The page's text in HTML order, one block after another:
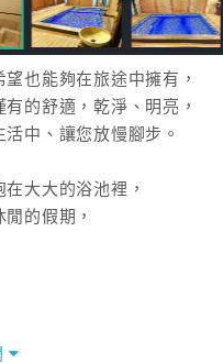
也能夠在旅途中擁有，
的舒適，乾淨、明亮，
中、讓您放慢腳步。
大大的浴池裡，
的假期，